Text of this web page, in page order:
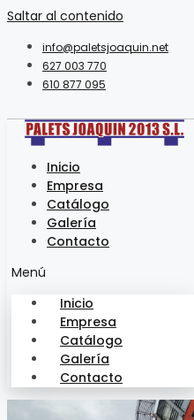
Saltar al contenido
info@paletsjoaquin.net
627 003 770
610 877 095
Inicio
Empresa
Catálogo
Galería
Contacto
Menú
Inicio
Empresa
Catálogo
Galería
Contacto